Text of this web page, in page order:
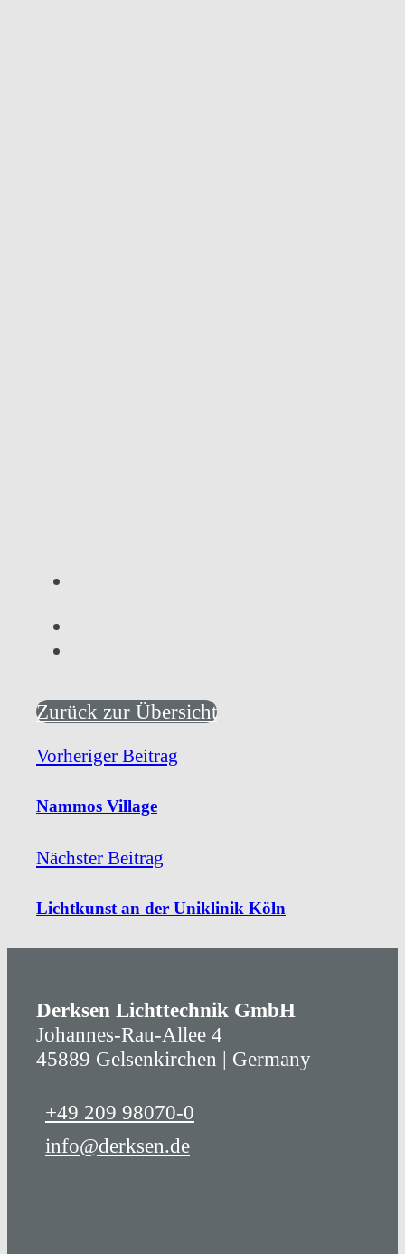
Zurück zur Übersicht
Vorheriger Beitrag
Nammos Village
Nächster Beitrag
Lichtkunst an der Uniklinik Köln
Derksen Lichttechnik GmbH
Johannes-Rau-Allee 4
45889 Gelsenkirchen | Germany
+49 209 98070-0
info@derksen.de